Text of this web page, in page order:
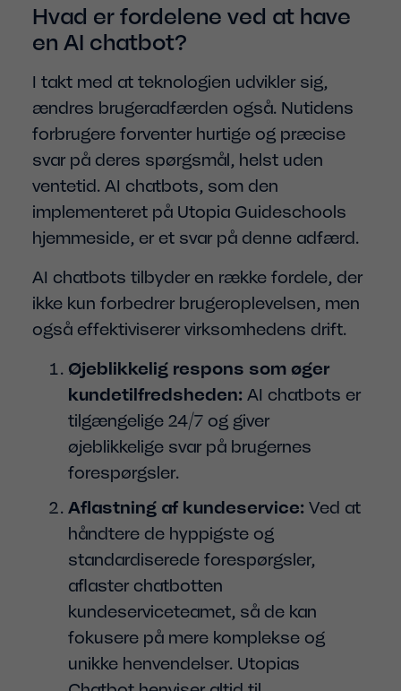
Hvad er fordelene ved at have
en AI chatbot?
I takt med at teknologien udvikler sig,
ændres brugeradfærden også. Nutidens
forbrugere forventer hurtige og præcise
svar på deres spørgsmål, helst uden
ventetid. AI chatbots, som den
implementeret på Utopia Guideschools
hjemmeside, er et svar på denne adfærd.
AI chatbots tilbyder en række fordele, der
ikke kun forbedrer brugeroplevelsen, men
også effektiviserer virksomhedens drift.
Øjeblikkelig respons som øger
kundetilfredsheden: AI chatbots er
tilgængelige 24/7 og giver
øjeblikkelige svar på brugernes
forespørgsler.
Aflastning af kundeservice: Ved at
håndtere de hyppigste og
standardiserede forespørgsler,
aflaster chatbotten
kundeserviceteamet, så de kan
fokusere på mere komplekse og
unikke henvendelser. Utopias